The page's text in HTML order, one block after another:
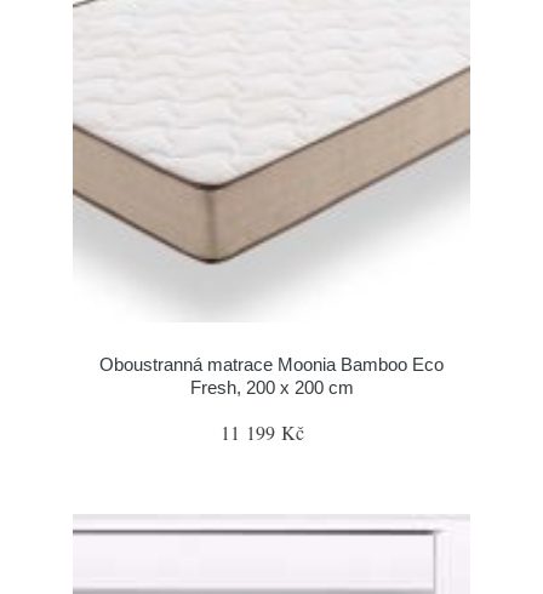
Oboustranná matrace Moonia Bamboo Eco
Fresh, 200 x 200 cm
11 199 Kč